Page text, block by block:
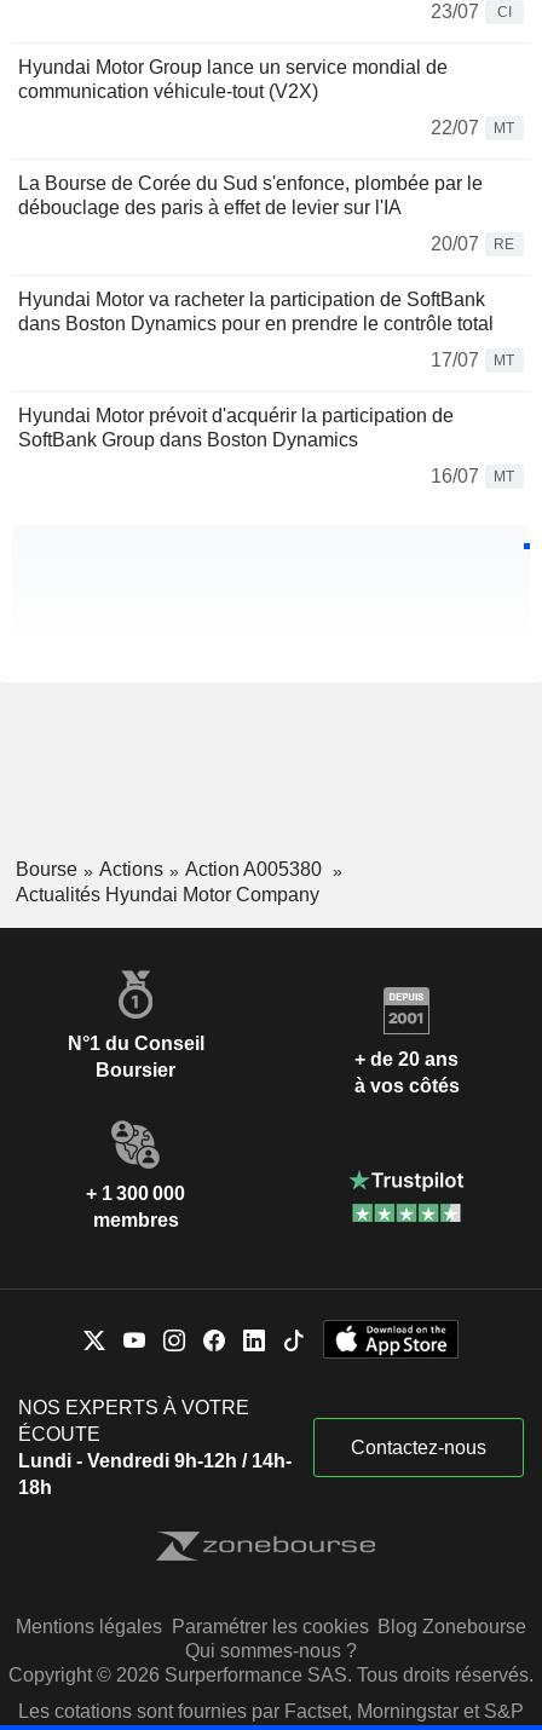
23/07
CI
Hyundai Motor Group lance un service mondial de
communication véhicule-tout (V2X)
22/07
MT
La Bourse de Corée du Sud s'enfonce, plombée par le
débouclage des paris à effet de levier sur l'IA
20/07
RE
Hyundai Motor va racheter la participation de SoftBank
dans Boston Dynamics pour en prendre le contrôle total
17/07
MT
Hyundai Motor prévoit d'acquérir la participation de
SoftBank Group dans Boston Dynamics
16/07
MT
Bourse Actions
Action A005380
Actualités Hyundai Motor Company
N°1 du Conseil
Boursier
+ de 20 ans
à vos côtés
+ 1 300 000
membres
NOS EXPERTS À VOTRE
ÉCOUTE
Lundi - Vendredi 9h-12h / 14h-
18h
Contactez-nous
Mentions légales Paramétrer les cookies Blog Zonebourse
Qui sommes-nous ?
Copyright © 2026 Surperformance SAS. Tous droits réservés.
Les cotations sont fournies par Factset, Morningstar et S&P